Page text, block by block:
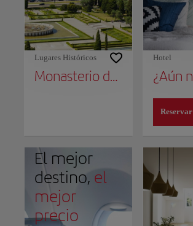
Lugares Históricos
Monasterio de los Jerónimos
Hotel
Reservar
El mejor
destino, el
mejor
precio